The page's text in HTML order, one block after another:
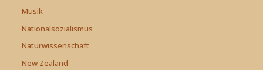
Musik
Nationalsozialismus
Naturwissenschaft
New Zealand